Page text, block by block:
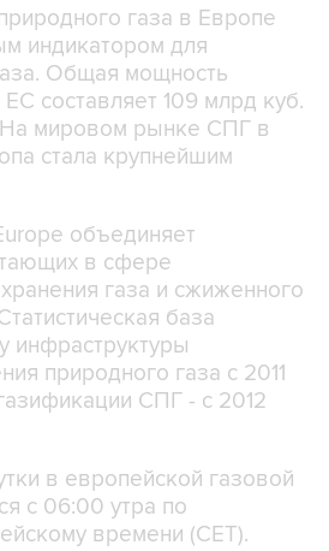
газа в Европе
индикатором для
Общая мощность
составляет 109 млрд куб.
На мировом рынке СПГ в
стала крупнейшим
объединяет
в сфере
газа и сжиженного
база
инфраструктуры
природного газа с 2011
СПГ - с 2012
в европейской газовой
c 06:00 утра по
времени (CET).